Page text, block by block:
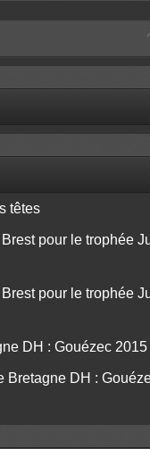
têtes
pour le trophée
pour le trophée
DH : Gouézec 2015
Bretagne DH :